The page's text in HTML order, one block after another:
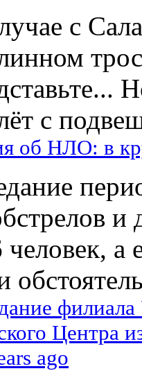
с
с
об НЛО: в
и
человек, а
Центра
ago